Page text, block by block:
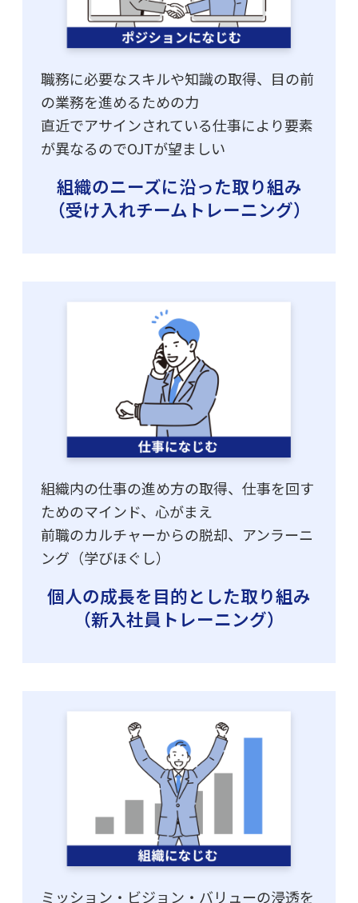
職務に必要なスキルや知識の取得、目の前
の業務を進めるための力
直近でアサインされている仕事により要素
が異なるのでOJTが望ましい
組織のニーズに沿った取り組み
（受け入れチームトレーニング）
組織内の仕事の進め方の取得、仕事を回す
ためのマインド、心がまえ
前職のカルチャーからの脱却、アンラーニ
ング（学びほぐし）
個人の成長を目的とした取り組み
（新入社員トレーニング）
ミッション・ビジョン・バリューの浸透を